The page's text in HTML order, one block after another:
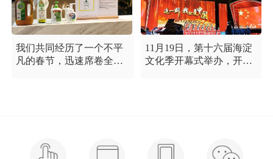
我们共同经历了一个不平
凡的春节，迅速席卷全国
11月19日，第十六届海淀
文化季开幕式举办，开幕
结、特别讲奉献的一流精